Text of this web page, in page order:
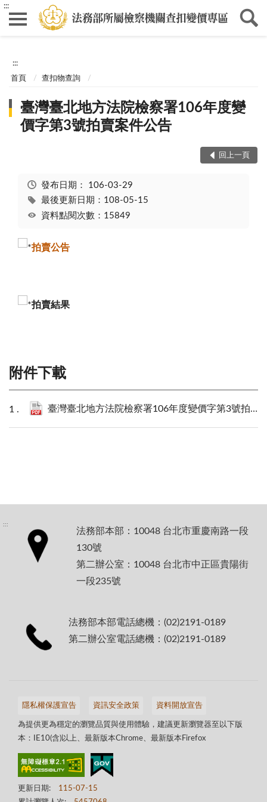
:::
:::
首頁 查扣物查詢
臺灣臺北地方法院檢察署106年度變
價字第3號拍賣案件公告
回上一頁
發布日期： 106-03-29
最後更新日期：108-05-15
資料點閱次數：15849
拍賣公告
拍賣結果
附件下載
臺灣臺北地方法院檢察署106年度變價字第3號拍賣案件拍賣公告.pdf
:::
法務部本部：10048 台北市重慶南路一段
130號
第二辦公室：10048 台北市中正區貴陽街
一段235號
法務部本部電話總機：(02)2191-0189
第二辦公室電話總機：(02)2191-0189
隱私權保護宣告 資訊安全政策 資料開放宣告
為提供更為穩定的瀏覽品質與使用體驗，建議更新瀏覽器至以下版
本：IE10(含)以上、最新版本Chrome、最新版本Firefox
更新日期:
115-07-15